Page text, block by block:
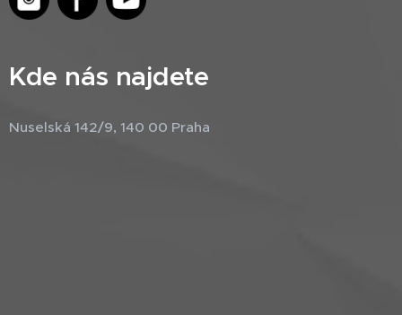
Kde nás najdete
Nuselská 142/9, 140 00 Praha